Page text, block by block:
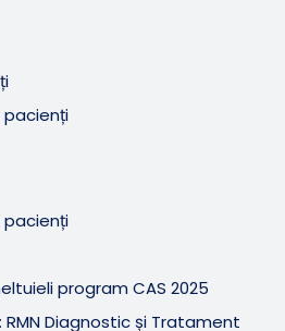
program CAS 2025
RMN Diagnostic și Tratament